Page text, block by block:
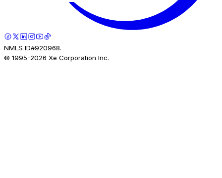
NMLS ID#920968.
© 1995-2026 Xe Corporation Inc.